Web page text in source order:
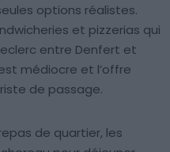
options réalistes.
et pizzerias qui
entre Denfert et
médiocre et l’offre
de passage.
de quartier, les